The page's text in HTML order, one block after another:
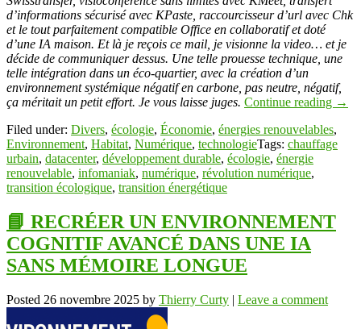
d’informations sécurisé avec KPaste, raccourcisseur d’url avec Chk
et le tout parfaitement compatible Office en collaboratif et doté
d’une IA maison. Et là je reçois ce mail, je visionne la video… et je
décide de communiquer dessus. Une telle prouesse technique, une
telle intégration dans un éco-quartier, avec la création d’un
environnement systémique négatif en carbone, pas neutre, négatif,
ça méritait un petit effort. Je vous laisse juges. Continue reading →
Filed under: Divers, écologie, Économie, énergies renouvelables,
Environnement, Habitat, Numérique, technologieTags: chauffage
urbain, datacenter, développement durable, écologie, énergie
renouvelable, infomaniak, numérique, révolution numérique,
transition écologique, transition énergétique
📘 RECRÉER UN ENVIRONNEMENT
COGNITIF AVANCÉ DANS UNE IA
SANS MÉMOIRE LONGUE
Posted 26 novembre 2025 by Thierry Curty | Leave a comment